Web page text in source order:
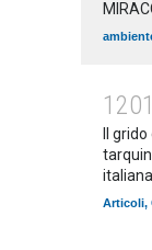
Il
Articoli,